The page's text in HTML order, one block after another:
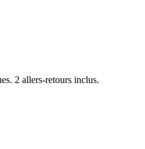
2 allers-retours inclus.